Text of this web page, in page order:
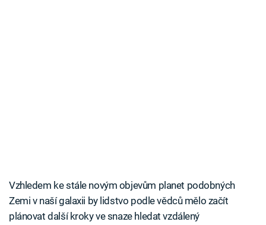
Vzhledem ke stále novým objevům planet podobných
Zemi v naší galaxii by lidstvo podle vědců mělo začít
plánovat další kroky ve snaze hledat vzdálený